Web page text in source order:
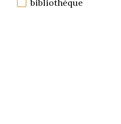
bibliothèque